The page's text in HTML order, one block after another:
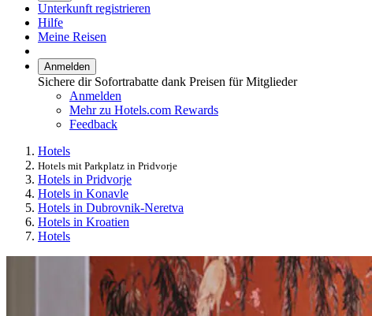
Unterkunft registrieren
Hilfe
Meine Reisen
Anmelden
Sichere dir Sofortrabatte dank Preisen für Mitglieder
Anmelden
Mehr zu Hotels.com Rewards
Feedback
Hotels
Hotels mit Parkplatz in Pridvorje
Hotels in Pridvorje
Hotels in Konavle
Hotels in Dubrovnik-Neretva
Hotels in Kroatien
Hotels